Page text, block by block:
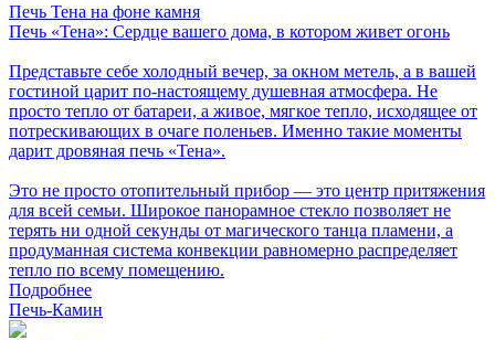
Печь Тена на фоне камня
Печь «Тена»: Сердце вашего дома, в котором живет огонь
Представьте себе холодный вечер, за окном метель, а в вашей
гостиной царит по-настоящему душевная атмосфера. Не
просто тепло от батареи, а живое, мягкое тепло, исходящее от
потрескивающих в очаге поленьев. Именно такие моменты
дарит дровяная печь «Тена».
Это не просто отопительный прибор — это центр притяжения
для всей семьи. Широкое панорамное стекло позволяет не
терять ни одной секунды от магического танца пламени, а
продуманная система конвекции равномерно распределяет
тепло по всему помещению.
Подробнее
Печь-Камин